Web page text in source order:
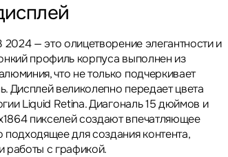
2024 — это олицетворение элегантности и
профиль корпуса выполнен из
что не только подчеркивает
Дисплей великолепно передает цвета
Liquid Retina. Диагональ 15 дюймов и
пикселей создают впечатляющее
для создания контента,
работы с графикой.